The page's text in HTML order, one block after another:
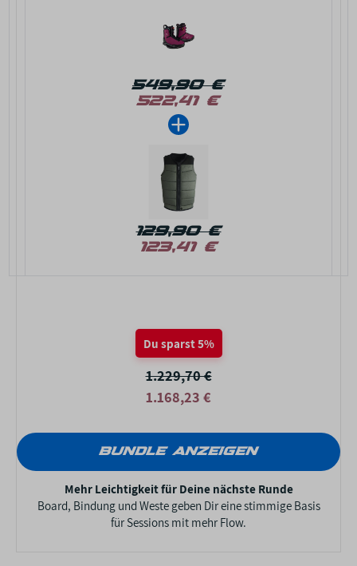
522,41 €
549,90 €
123,41 €
129,90 €
Du sparst 5%
1.229,70 €
1.168,23 €
BUNDLE ANZEIGEN
Mehr Leichtigkeit für Deine nächste Runde
Board, Bindung und Weste geben Dir eine stimmige Basis
für Sessions mit mehr Flow.